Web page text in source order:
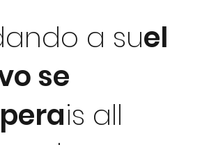
a suel
se
is all